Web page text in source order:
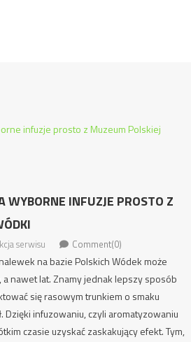
WYBORNE INFUZJE PROSTO Z
serwisu Comment(0)
na bazie Polskich Wódek może
a nawet lat. Znamy jednak lepszy sposób
się rasowym trunkiem o smaku
Dzięki infuzowaniu, czyli aromatyzowaniu
czasie uzyskać zaskakujący efekt. Tym,